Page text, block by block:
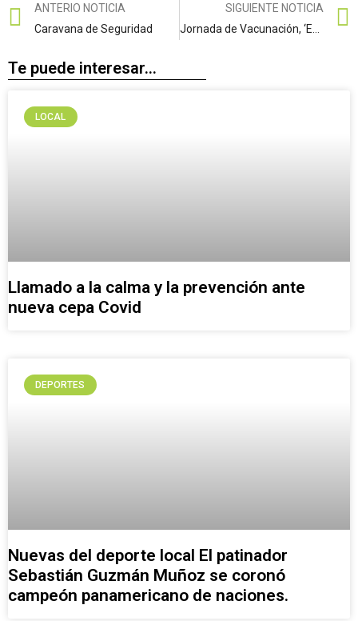
ANTERIO NOTICIA
Caravana de Seguridad
SIGUIENTE NOTICIA
Te puede interesar...
LOCAL
Llamado a la calma y la prevención ante
nueva cepa Covid
DEPORTES
Nuevas del deporte local El patinador
Sebastián Guzmán Muñoz se coronó
campeón panamericano de naciones.